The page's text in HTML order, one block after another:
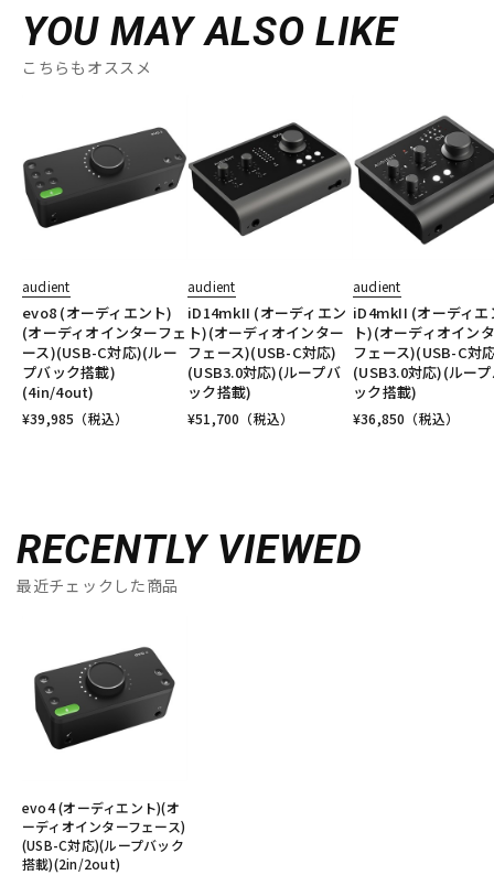
YOU MAY ALSO LIKE
こちらもオススメ
audient
evo8 (オーディエント)
(オーディオインターフェ
ース)(USB-C対応)(ルー
プバック搭載)
(4in/4out)
¥39,985 （税込）
audient
iD14mkII (オーディエン
ト)(オーディオインター
フェース)(USB-C対応)
(USB3.0対応)(ループバ
ック搭載)
¥51,700 （税込）
audient
iD4mkII (オーディエ
ト)(オーディオイン
フェース)(USB-C対
(USB3.0対応)(ルー
ック搭載)
¥36,850 （税込）
RECENTLY VIEWED
最近チェックした商品
evo4 (オーディエント)(オ
ーディオインターフェース)
(USB-C対応)(ループバック
搭載)(2in/2out)